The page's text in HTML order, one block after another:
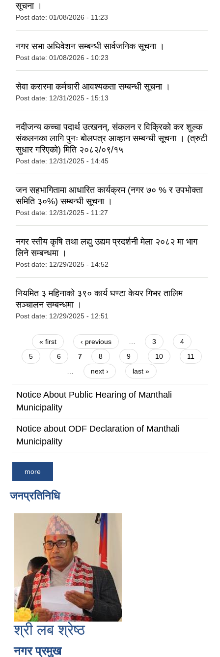
सूचना ।
Post date: 01/08/2026 - 11:23
नगर सभा अधिवेशन सम्बन्धी सार्वजनिक सूचना ।
Post date: 01/08/2026 - 10:23
सेवा करारमा कर्मचारी आवश्यकता सम्बन्धी सूचना ।
Post date: 12/31/2025 - 15:13
नदीजन्य कच्चा पदार्थ उत्खनन्, संकलन र विक्रिको कर शुल्क
संकलनका लागि पुनः बोलपत्र आव्हान सम्बन्धी सूचना । (त्रुटी
सुधार गरिएको) मिति २०८२/०९/१५
Post date: 12/31/2025 - 14:45
जन सहभागितामा आधारित कार्यक्रम (नगर ७० % र उपभोक्ता
समिति ३०%) सम्बन्धी सूचना ।
Post date: 12/31/2025 - 11:27
नगर स्तीय कृषि तथा लद्यु उद्यम प्रदर्शनी मेला २०८२ मा भाग
लिने सम्बन्धमा ।
Post date: 12/29/2025 - 14:52
नियमित ३ महिनाको ३९० कार्य घण्टा केयर गिभर तालिम
सञ्चालन सम्बन्धमा ।
Post date: 12/29/2025 - 12:51
Pages
« first ‹ previous … 3
4
5
6 7 8 9 10
11
…
next › last »
Notice About Public Hearing of Manthali
Municipality
Notice about ODF Declaration of Manthali
Municipality
more
जनप्रतिनिधि
श्री लब श्रेष्ठ
नगर प्रमुख